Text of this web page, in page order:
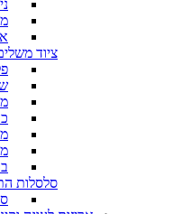
ציוד
סלסלות